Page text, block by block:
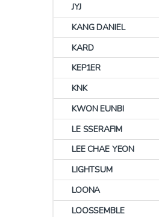
JYJ
KANG DANIEL
KARD
KEP1ER
KNK
KWON EUNBI
LE SSERAFIM
LEE CHAE YEON
LIGHTSUM
LOONA
LOOSSEMBLE